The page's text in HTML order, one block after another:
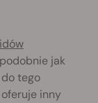
jak
tego
inny